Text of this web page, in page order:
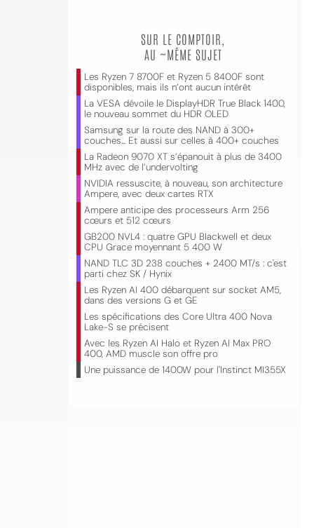
SUR LE COMPTOIR,
AU ~MÊME SUJET
Les Ryzen 7 8700F et Ryzen 5 8400F sont
disponibles, mais ils n’ont aucun intérêt
La VESA dévoile le DisplayHDR True Black 1400,
le nouveau sommet du HDR OLED
Samsung sur la route des NAND à 300+
couches... Et aussi sur celles à 400+ couches
La Radeon 9070 XT s’épanouit à plus de 3400
MHz avec de l’undervolting
NVIDIA ressuscite, à nouveau, son architecture
Ampere, avec deux cartes RTX
Ampere anticipe des processeurs Arm 256
cœurs et 512 cœurs
GB200 NVL4 : quatre GPU Blackwell et deux
CPU Grace moyennant 5 400 W
NAND TLC 3D 238 couches + 2400 MT/s : c'est
parti chez SK / Hynix
Les Ryzen AI 400 débarquent sur socket AM5,
dans des versions G et GE
Les spécifications des Core Ultra 400 Nova
Lake-S se précisent
Avec les Ryzen AI Halo et Ryzen AI Max PRO
400, AMD muscle son offre pro
Une puissance de 1400W pour l'Instinct MI355X